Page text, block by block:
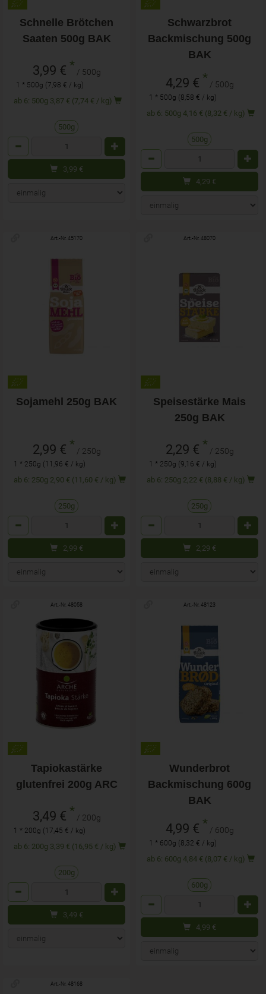
Schnelle Brötchen
Saaten 500g BAK
3,99 € * / 500g
1 * 500g (7,98 € / kg)
ab 6: 500g 3,87 € (7,74 € / kg)
500g
3,99 €
Schwarzbrot
Backmischung 500g
BAK
4,29 € * / 500g
1 * 500g (8,58 € / kg)
ab 6: 500g 4,16 € (8,32 € / kg)
500g
4,29 €
Art.-Nr. 45170
Sojamehl 250g BAK
2,99 € * / 250g
1 * 250g (11,96 € / kg)
ab 6: 250g 2,90 € (11,60 € / kg)
250g
2,99 €
Art.-Nr. 48070
Speisestärke Mais
250g BAK
2,29 € * / 250g
1 * 250g (9,16 € / kg)
ab 6: 250g 2,22 € (8,88 € / kg)
250g
2,29 €
Art.-Nr. 48058
Tapiokastärke
glutenfrei 200g ARC
3,49 € * / 200g
1 * 200g (17,45 € / kg)
ab 6: 200g 3,39 € (16,95 € / kg)
200g
3,49 €
Art.-Nr. 48123
Wunderbrot
Backmischung 600g
BAK
4,99 € * / 600g
1 * 600g (8,32 € / kg)
ab 6: 600g 4,84 € (8,07 € / kg)
600g
4,99 €
Art.-Nr. 48168